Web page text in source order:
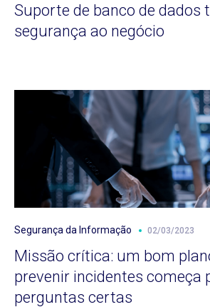
Suporte de banco de dados
segurança ao negócio
Segurança da Informação 02/03/2023
Missão crítica: um bom
prevenir incidentes começa
perguntas certas